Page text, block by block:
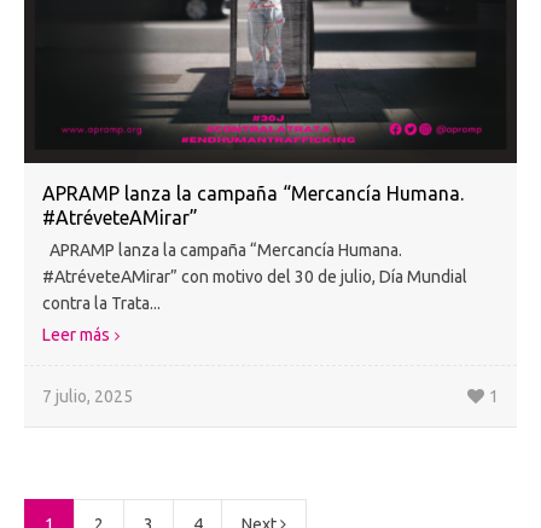
APRAMP lanza la campaña “Mercancía Humana.
#AtréveteAMirar”
APRAMP lanza la campaña “Mercancía Humana.
#AtréveteAMirar” con motivo del 30 de julio, Día Mundial
contra la Trata...
Leer más
7 julio, 2025 1